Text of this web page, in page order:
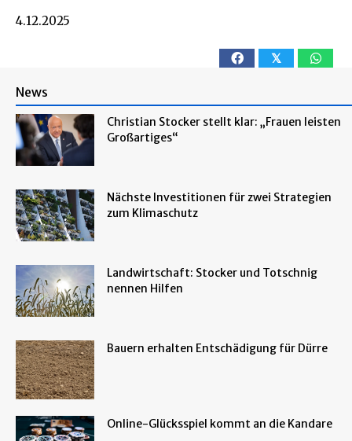
4.12.2025
𝕏
News
Christian Stocker stellt klar: „Frauen leisten
Großartiges“
Nächste Investitionen für zwei Strategien
zum Klimaschutz
Landwirtschaft: Stocker und Totschnig
nennen Hilfen
Bauern erhalten Entschädigung für Dürre
Online-Glücksspiel kommt an die Kandare